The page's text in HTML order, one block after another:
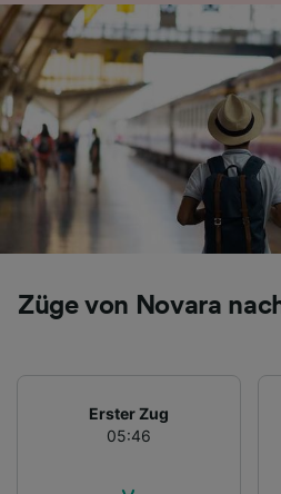
Züge von Novara
Erster Zug
05:46
Folgendes bereitzustellen:
Verwendung genauer
Endgeräteeigenschaften
aktiv abfragen. Speichern
Informationen auf einem
Personalisierte Werbung
von Werbeleistung und
Inhalten,
Entwicklung und
Angeboten.